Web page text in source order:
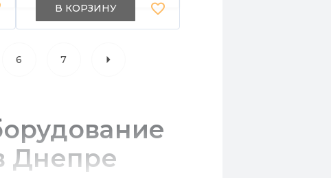
транспортировки,
Украина
В КОРЗИНУ
6 7
Днепре